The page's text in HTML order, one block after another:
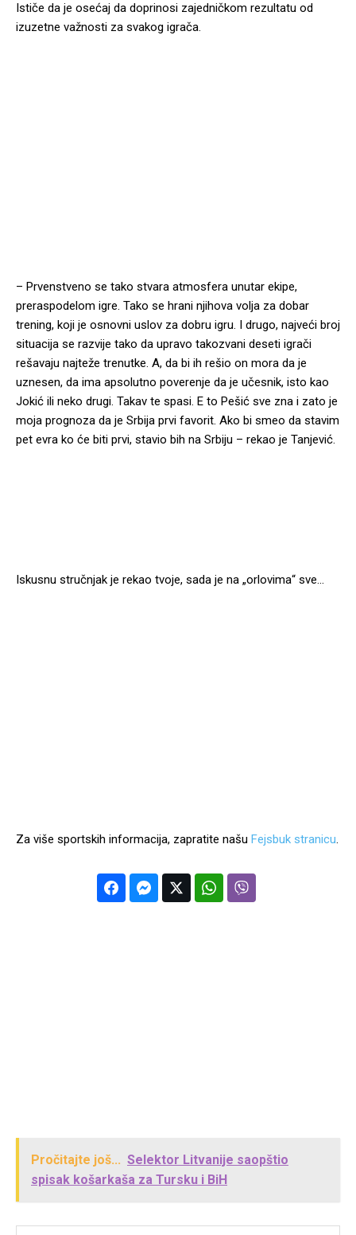
Ističe da je osećaj da doprinosi zajedničkom rezultatu od
izuzetne važnosti za svakog igrača.
– Prvenstveno se tako stvara atmosfera unutar ekipe,
preraspodelom igre. Tako se hrani njihova volja za dobar
trening, koji je osnovni uslov za dobru igru. I drugo, najveći broj
situacija se razvije tako da upravo takozvani deseti igrači
rešavaju najteže trenutke. A, da bi ih rešio on mora da je
uznesen, da ima apsolutno poverenje da je učesnik, isto kao
Jokić ili neko drugi. Takav te spasi. E to Pešić sve zna i zato je
moja prognoza da je Srbija prvi favorit. Ako bi smeo da stavim
pet evra ko će biti prvi, stavio bih na Srbiju – rekao je Tanjević.
Iskusnu stručnjak je rekao tvoje, sada je na „orlovima“ sve…
Za više sportskih informacija, zapratite našu Fejsbuk stranicu.
Pročitajte još... Selektor Litvanije saopštio
spisak košarkaša za Tursku i BiH